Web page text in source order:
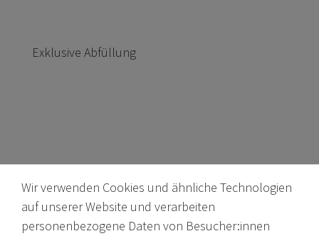
Exklusive Abfüllung
Wir verwenden Cookies und ähnliche Technologien
auf unserer Website und verarbeiten
personenbezogene Daten von Besucher:innen